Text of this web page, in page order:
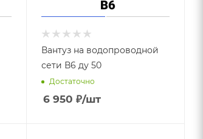
Вантуз на водопроводной
сети В6 ду 50
Достаточно
6 950 ₽/шт